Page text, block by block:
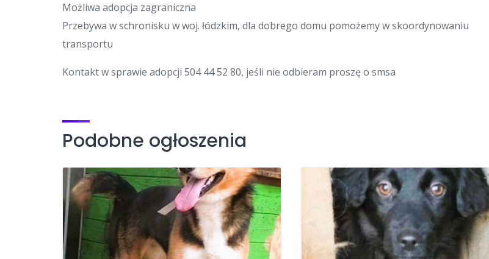
Możliwa adopcja zagraniczna
Przebywa w schronisku w woj. łódzkim, dla dobrego domu pomożemy w skoordynowaniu
transportu
Kontakt w sprawie adopcji 504 44 52 80, jeśli nie odbieram proszę o smsa
Podobne ogłoszenia